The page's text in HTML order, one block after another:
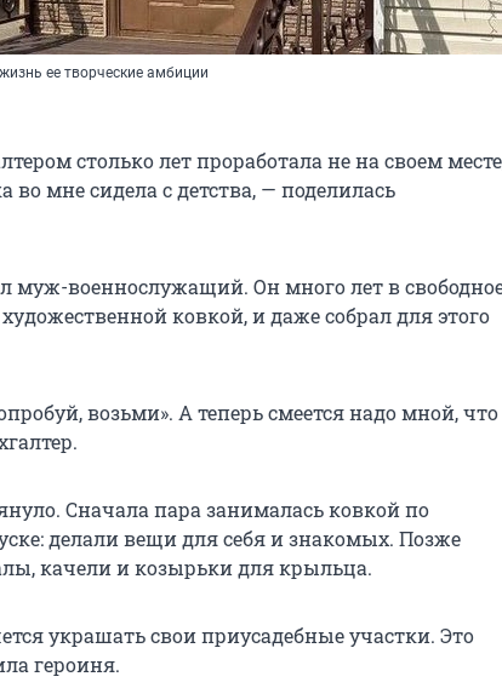
ее творческие амбиции
столько лет проработала не на своем
мне сидела с детства, — поделилась
муж-военнослужащий. Он много лет в
ковкой, и даже собрал для этого
возьми». А теперь смеется надо мной, что
Сначала пара занималась ковкой по
делали вещи для себя и знакомых. Позже
качели и козырьки для крыльца.
украшать свои приусадебные участки. Это
героиня.